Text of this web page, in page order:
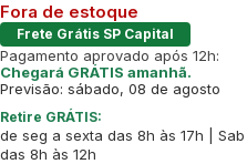
Fora de estoque
Frete Grátis SP Capital
Pagamento aprovado após 12h:
Chegará GRÁTIS amanhã.
Previsão: sábado, 08 de agosto
Retire GRÁTIS:
de seg a sexta das 8h às 17h | Sab
das 8h às 12h